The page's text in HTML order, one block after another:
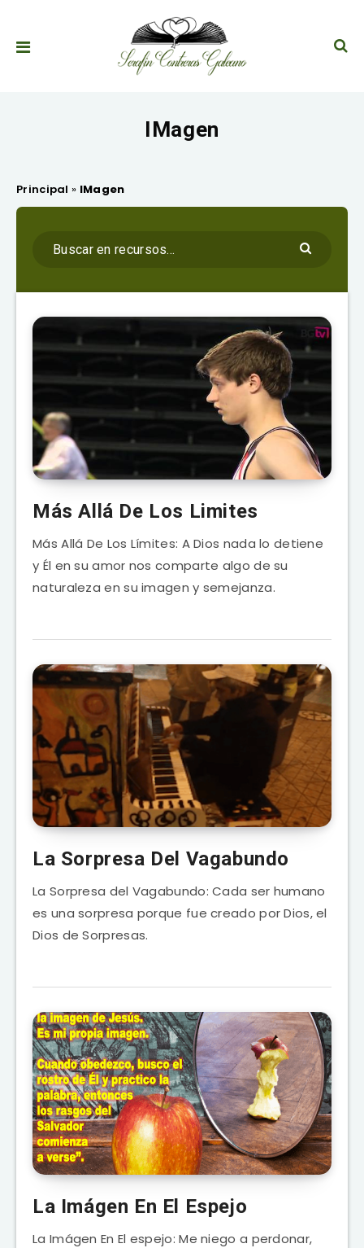
IMagen
Principal » IMagen
Más Allá De Los Limites
Más Allá De Los Límites: A Dios nada lo detiene
y Él en su amor nos comparte algo de su
naturaleza en su imagen y semejanza.
La Sorpresa Del Vagabundo
La Sorpresa del Vagabundo: Cada ser humano
es una sorpresa porque fue creado por Dios, el
Dios de Sorpresas.
La Imágen En El Espejo
La Imágen En El espejo: Me niego a perdonar,